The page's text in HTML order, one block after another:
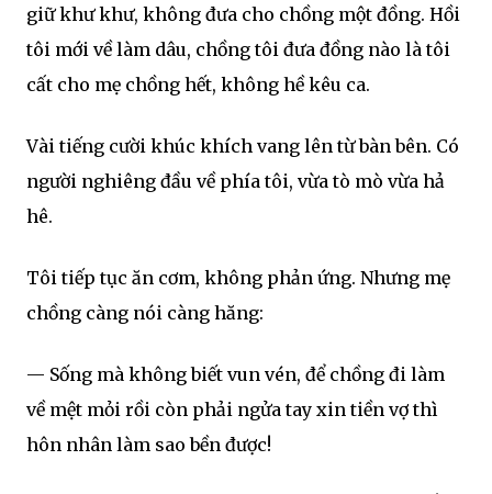
giữ khư khư, không đưa cho chồng một đồng. Hồi
tôi mới về làm dâu, chồng tôi đưa đồng nào là tôi
cất cho mẹ chồng hết, không hề kêu ca.
Vài tiếng cười khúc khích vang lên từ bàn bên. Có
người nghiêng đầu về phía tôi, vừa tò mò vừa hả
hê.
Tôi tiếp tục ăn cơm, không phản ứng. Nhưng mẹ
chồng càng nói càng hăng:
— Sống mà không biết vun vén, để chồng đi làm
về mệt mỏi rồi còn phải ngửa tay xin tiền vợ thì
hôn nhân làm sao bền được!